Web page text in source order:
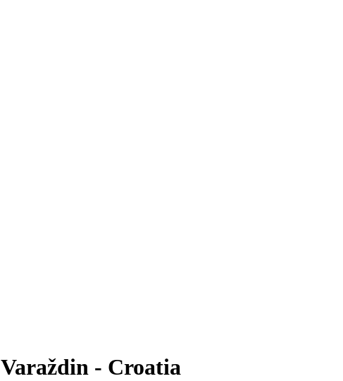
Varaždin - Croatia